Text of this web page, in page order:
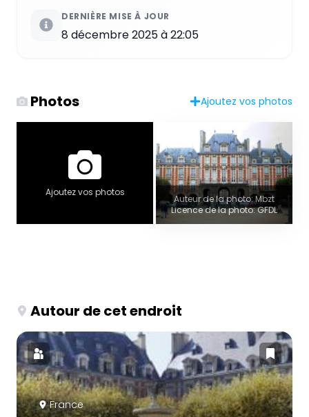
DERNIÈRE MISE À JOUR
8 décembre 2025 à 22:05
Photos Ajoutez vos photos
Ajoutez vos photos
Auteur de la photo: Mbzt
Licence de la photo: GFDL
Autour de cet endroit
France